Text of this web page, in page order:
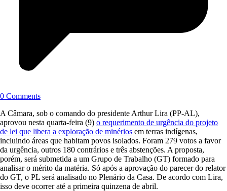
0 Comments
A Câmara, sob o comando do presidente Arthur Lira (PP-AL),
aprovou nesta quarta-feira (9) o requerimento de urgência do projeto
de lei que libera a exploração de minérios em terras indígenas,
incluindo áreas que habitam povos isolados. Foram 279 votos a favor
da urgência, outros 180 contrários e três abstenções. A proposta,
porém, será submetida a um Grupo de Trabalho (GT) formado para
analisar o mérito da matéria. Só após a aprovação do parecer do relator
do GT, o PL será analisado no Plenário da Casa. De acordo com Lira,
isso deve ocorrer até a primeira quinzena de abril.